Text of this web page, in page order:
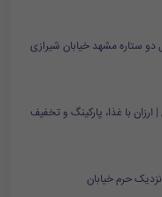
ستاره مشهد خیابان شیرازی
با غذا، پارکینگ و تخفیف
حرم خیابان